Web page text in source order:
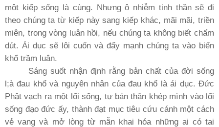
một kiếp sống là cùng. Nhưng ô nhiễm tinh thần sẽ đi
theo chúng ta từ kiếp này sang kiếp khác, mãi mãi, triền
miên, trong vòng luân hồi, nếu chúng ta không biết chấm
dút. Ái dục sẽ lôi cuốn và đẩy mạnh chúng ta vào biển
khổ trầm luân.
Sáng suốt nhận định rằng bản chất của đời sống
l;à đau khổ và nguyên nhân của đau khổ là ái dục. Ðức
Phật vạch ra một lối sống, tự bản thân khép mình vào lối
sống đạo đức ấy, thành đạt mục tiêu cứu cánh một cách
vẻ vang và mở lòng từ mẫn khai hóa những ai có tai